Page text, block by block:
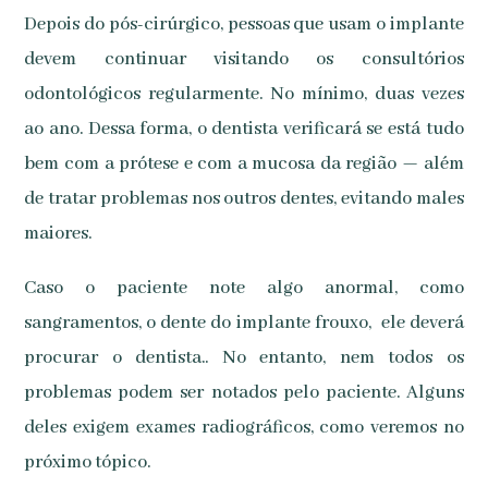
Depois do pós-cirúrgico, pessoas que usam o implante
devem continuar visitando os consultórios
odontológicos regularmente. No mínimo, duas vezes
ao ano. Dessa forma, o dentista verificará se está tudo
bem com a prótese e com a mucosa da região — além
de tratar problemas nos outros dentes, evitando males
maiores.
Caso o paciente note algo anormal, como
sangramentos, o dente do implante frouxo, ele deverá
procurar o dentista.. No entanto, nem todos os
problemas podem ser notados pelo paciente. Alguns
deles exigem exames radiográficos, como veremos no
próximo tópico.